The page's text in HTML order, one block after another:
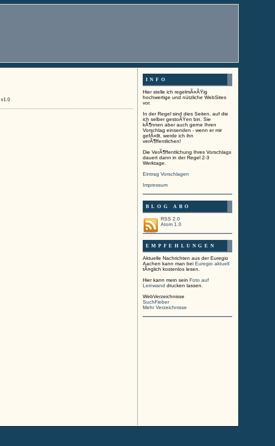
v1.0
INFO
Hier stelle ich regelmÃ¤ÃŸig
hochwertige und nützliche WebSites
vor.
In der Regel sind dies Seiten, auf die
ich selber gestoÃŸen bin. Sie
kÃ¶nnen aber auch gerne Ihren
Vorschlag einsenden - wenn er mir
gefÃ¤llt, werde ich ihn
verÃ¶ffentlichen!
Die VerÃ¶ffentlichung Ihres Vorschlags
dauert dann in der Regel 2-3
Werktage.
Eintrag Vorschlagen
Impressum
BLOG ABO
RSS 2.0
Atom 1.0
EMPFEHLUNGEN
Aktuelle Nachrichten aus der Euregio
Aachen kann man bei Euregio aktuell
tÃ¤glich kostenlos lesen.
Hier kann mein sein Foto auf
Leinwand drucken lassen.
WebVerzeichnisse
SuchFieber
Mehr Verzeichnisse